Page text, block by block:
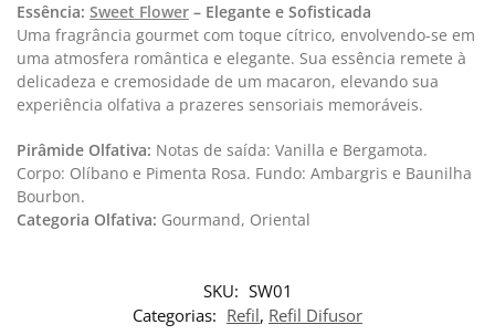
Essência: Sweet Flower – Elegante e Sofisticada
Uma fragrância gourmet com toque cítrico, envolvendo-se em
uma atmosfera romântica e elegante. Sua essência remete à
delicadeza e cremosidade de um macaron, elevando sua
experiência olfativa a prazeres sensoriais memoráveis.
Pirâmide Olfativa: Notas de saída: Vanilla e Bergamota.
Corpo: Olíbano e Pimenta Rosa. Fundo: Ambargris e Baunilha
Bourbon.
Categoria Olfativa: ​ Gourmand, Oriental
SKU: SW01
Categorias: Refil, Refil Difusor